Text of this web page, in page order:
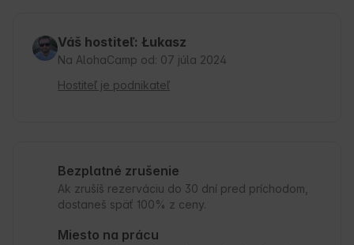
Váš hostiteľ: Łukasz
Na AlohaCamp od: 07 júla 2024
Hostiteľ je podnikateľ
Bezplatné zrušenie
Ak zrušíš rezerváciu do 30 dní pred príchodom,
dostaneš späť 100% z ceny.
Miesto na prácu